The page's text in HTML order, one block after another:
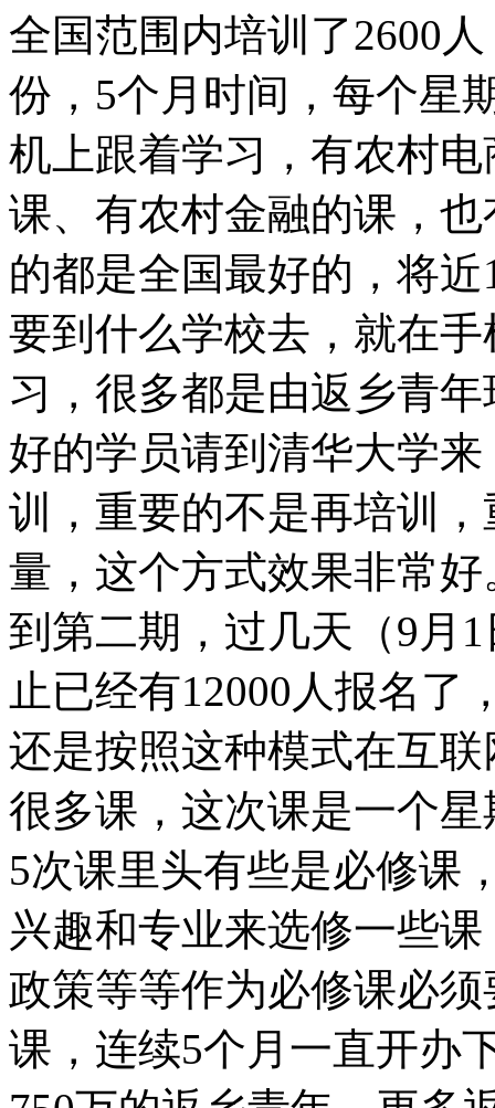
全国范围内培训了2600
份，5个月时间，每个星
机上跟着学习，有农村
课、有农村金融的课，
的都是全国最好的，将
要到什么学校去，就在
习，很多都是由返乡青
好的学员请到清华大学
训，重要的不是再培训
量，这个方式效果非常
到第二期，过几天（9月
止已经有12000人报名了
还是按照这种模式在互
很多课，这次课是一个
5次课里头有些是必修课
兴趣和专业来选修一些
政策等等作为必修课必
课，连续5个月一直开办